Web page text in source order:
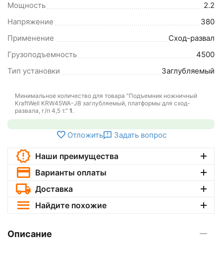
Мощность
2.2
Напряжение
380
Применение
Сход-развал
Грузоподъемность
4500
Тип установки
Заглубляемый
Минимальное количество для товара "Подъемник ножничный
KraftWell KRW45WA-JB заглубляемый, платформы для сход-
развала, г/п 4,5 т." 1.
Отложить Задать вопрос
Наши преимущества
Варианты оплаты
Доставка
Найдите похожие
Описание